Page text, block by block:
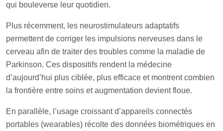
qui bouleverse leur quotidien.
Plus récemment, les neurostimulateurs adaptatifs
permettent de corriger les impulsions nerveuses dans le
cerveau afin de traiter des troubles comme la maladie de
Parkinson. Ces dispositifs rendent la médecine
d’aujourd’hui plus ciblée, plus efficace et montrent combien
la frontière entre soins et augmentation devient floue.
En parallèle, l’usage croissant d’appareils connectés
portables (wearables) récolte des données biométriques en